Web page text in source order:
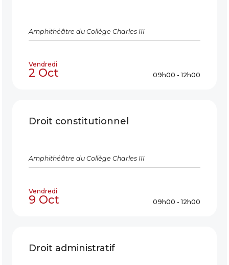
Amphithéâtre du Collège Charles III
Vendredi
2 Oct 09h00 - 12h00
Droit constitutionnel
Amphithéâtre du Collège Charles III
Vendredi
9 Oct 09h00 - 12h00
Droit administratif